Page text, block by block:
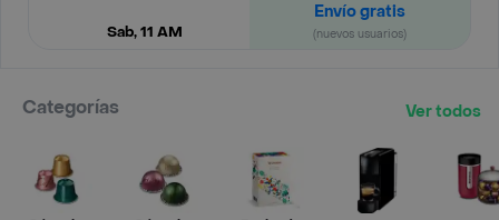
Sab, 11 AM
Envío gratis
(nuevos usuarios)
Categorías Ver todos